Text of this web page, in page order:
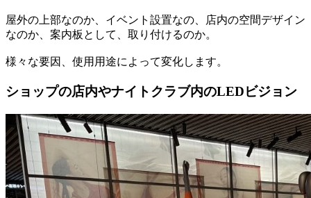
屋外の上部なのか、イベント設置なの、店内の空間デザイン
なのか、案内板として、取り付けるのか。
様々な要因、使用用途によって変化します。
ショップの店内やナイトクラブ内のLEDビジョン